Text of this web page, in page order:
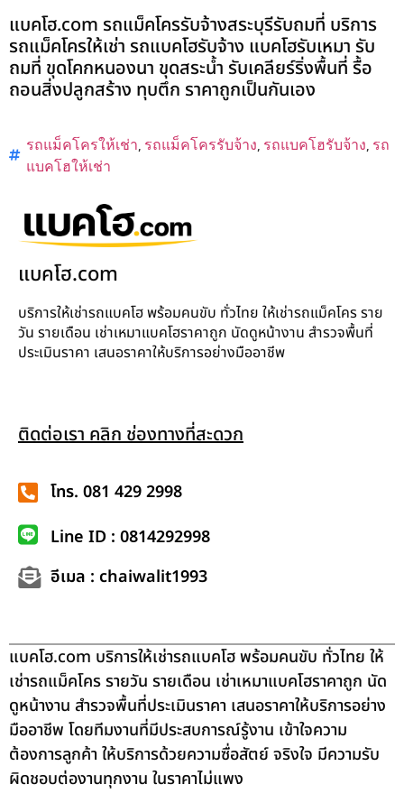
แบคโฮ.com รถแม็คโครรับจ้างสระบุรีรับถมที่ บริการ
รถแม็คโครให้เช่า รถแบคโฮรับจ้าง แบคโฮรับเหมา รับ
ถมที่ ขุดโคกหนองนา ขุดสระน้ำ รับเคลียร์ริ่งพื้นที่ รื้อ
ถอนสิ่งปลูกสร้าง ทุบตึก ราคาถูกเป็นกันเอง
รถแม็คโครให้เช่า, รถแม็คโครรับจ้าง, รถแบคโฮรับจ้าง, รถ
แบคโฮให้เช่า
แบคโฮ.com
บริการให้เช่ารถแบคโฮ พร้อมคนขับ ทั่วไทย ให้เช่ารถแม็คโคร ราย
วัน รายเดือน เช่าเหมาแบคโฮราคาถูก นัดดูหน้างาน สำรวจพื้นที่
ประเมินราคา เสนอราคาให้บริการอย่างมืออาชีพ
ติดต่อเรา คลิก ช่องทางที่สะดวก
โทร. 081 429 2998
Line ID : 0814292998
อีเมล : chaiwalit1993
แบคโฮ.com บริการให้เช่ารถแบคโฮ พร้อมคนขับ ทั่วไทย ให้
เช่ารถแม็คโคร รายวัน รายเดือน เช่าเหมาแบคโฮราคาถูก นัด
ดูหน้างาน สำรวจพื้นที่ประเมินราคา เสนอราคาให้บริการอย่าง
มืออาชีพ โดยทีมงานที่มีประสบการณ์รู้งาน เข้าใจความ
ต้องการลูกค้า ให้บริการด้วยความซื่อสัตย์ จริงใจ มีความรับ
ผิดชอบต่องานทุกงาน ในราคาไม่แพง